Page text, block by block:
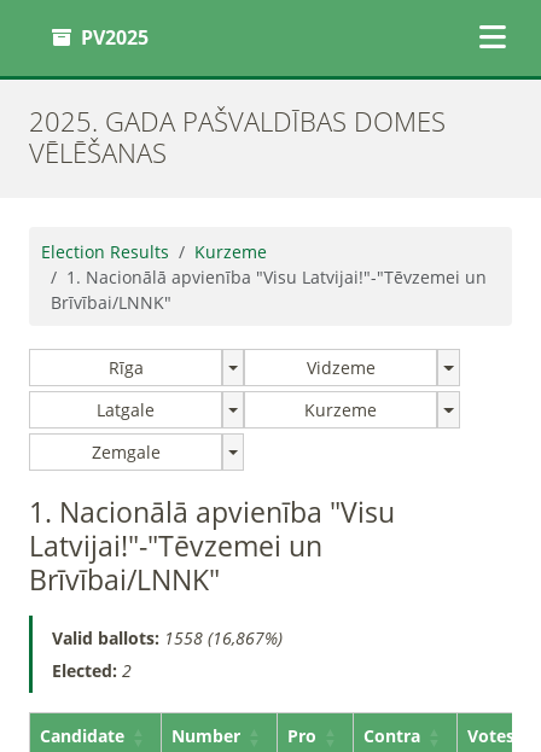
PV2025
2025. GADA PAŠVALDĪBAS DOMES
VĒLĒŠANAS
Election Results
Kurzeme
1. Nacionālā apvienība "Visu Latvijai!"-"Tēvzemei un
Brīvībai/LNNK"
Rīga
Vidzeme
Latgale
Kurzeme
Zemgale
1. Nacionālā apvienība "Visu
Latvijai!"-"Tēvzemei un
Brīvībai/LNNK"
Valid ballots: 1558 (16,867%)
Elected: 2
Candidate Number Pro Contra
Votes*